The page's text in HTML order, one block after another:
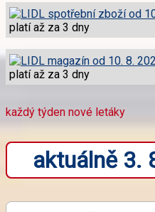
platí až za 3 dny
platí až za 3 dny
každý týden nové letáky
aktuálně 3.